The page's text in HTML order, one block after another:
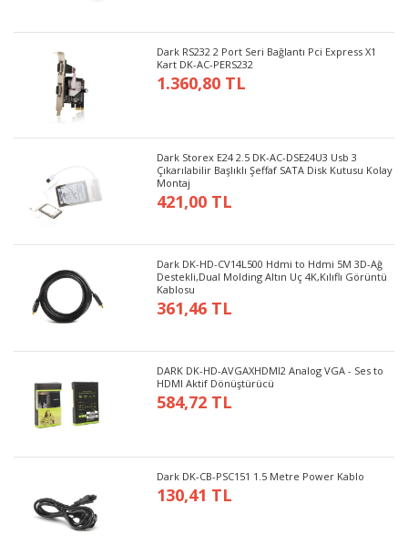
Dark RS232 2 Port Seri Bağlantı Pci Express X1
Kart DK-AC-PERS232
1.360,80 TL
Dark Storex E24 2.5 DK-AC-DSE24U3 Usb 3
Çıkarılabilir Başlıklı Şeffaf SATA Disk Kutusu Kolay
Montaj
421,00 TL
Dark DK-HD-CV14L500 Hdmi to Hdmi 5M 3D-Ağ
Destekli,Dual Molding Altın Uç 4K,Kılıflı Görüntü
Kablosu
361,46 TL
DARK DK-HD-AVGAXHDMI2 Analog VGA - Ses to
HDMI Aktif Dönüştürücü
584,72 TL
Dark DK-CB-PSC151 1.5 Metre Power Kablo
130,41 TL